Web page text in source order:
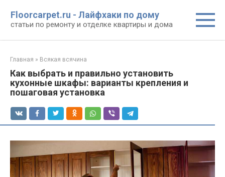
контенту
Floorcarpet.ru - Лайфхаки по дому
статьи по ремонту и отделке квартиры и дома
Главная » Всякая всячина
Как выбрать и правильно установить
кухонные шкафы: варианты крепления и
пошаговая установка